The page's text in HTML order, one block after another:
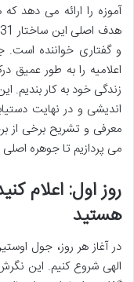
آموزه را ارائه می
و گفتاری خواننده
اعلامیه را به طور عمیق
زندگی خود به کار بندیم.
اندیشی و در نهایت
معرفی و تشریح برخی از
می پردازیم تا جوهره
روز اول: اعلام
هستید
در آغاز هر روز، جول
الهی شروع کنیم. این